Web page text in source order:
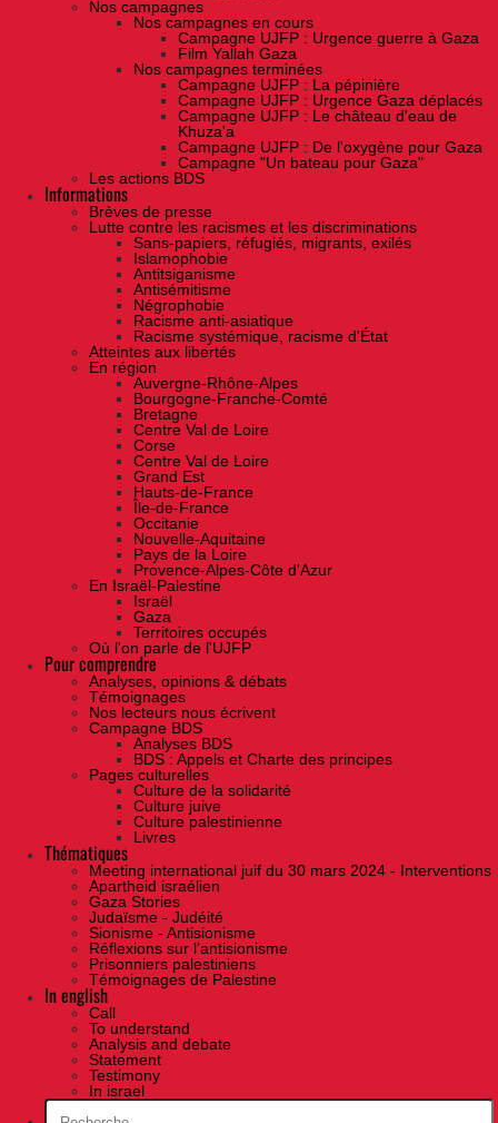
Nos campagnes
Nos campagnes en cours
Campagne UJFP : Urgence guerre à Gaza
Film Yallah Gaza
Nos campagnes terminées
Campagne UJFP : La pépinière
Campagne UJFP : Urgence Gaza déplacés
Campagne UJFP : Le château d'eau de
Khuza'a
Campagne UJFP : De l'oxygène pour Gaza
Campagne "Un bateau pour Gaza"
Les actions BDS
Informations
Brèves de presse
Lutte contre les racismes et les discriminations
Sans-papiers, réfugiés, migrants, exilés
Islamophobie
Antitsiganisme
Antisémitisme
Négrophobie
Racisme anti-asiatique
Racisme systémique, racisme d'État
Atteintes aux libertés
En région
Auvergne-Rhône-Alpes
Bourgogne-Franche-Comté
Bretagne
Centre Val de Loire
Corse
Centre Val de Loire
Grand Est
Hauts-de-France
Île-de-France
Occitanie
Nouvelle-Aquitaine
Pays de la Loire
Provence-Alpes-Côte d'Azur
En Israël-Palestine
Israël
Gaza
Territoires occupés
Où l'on parle de l'UJFP
Pour comprendre
Analyses, opinions & débats
Témoignages
Nos lecteurs nous écrivent
Campagne BDS
Analyses BDS
BDS : Appels et Charte des principes
Pages culturelles
Culture de la solidarité
Culture juive
Culture palestinienne
Livres
Thématiques
Meeting international juif du 30 mars 2024 - Interventions
Apartheid israélien
Gaza Stories
Judaïsme - Judéité
Sionisme - Antisionisme
Réflexions sur l’antisionisme
Prisonniers palestiniens
Témoignages de Palestine
In english
Call
To understand
Analysis and debate
Statement
Testimony
In israel